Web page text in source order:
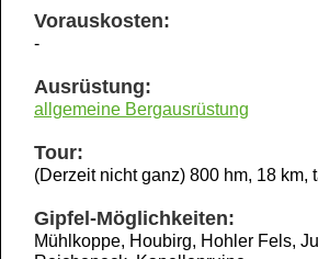
Vorauskosten:
-
Ausrüstung:
allgemeine Bergausrüstung
Tour:
(Derzeit nicht ganz) 800 hm, 18 km,
Gipfel-Möglichkeiten:
Mühlkoppe, Houbirg, Hohler Fels,